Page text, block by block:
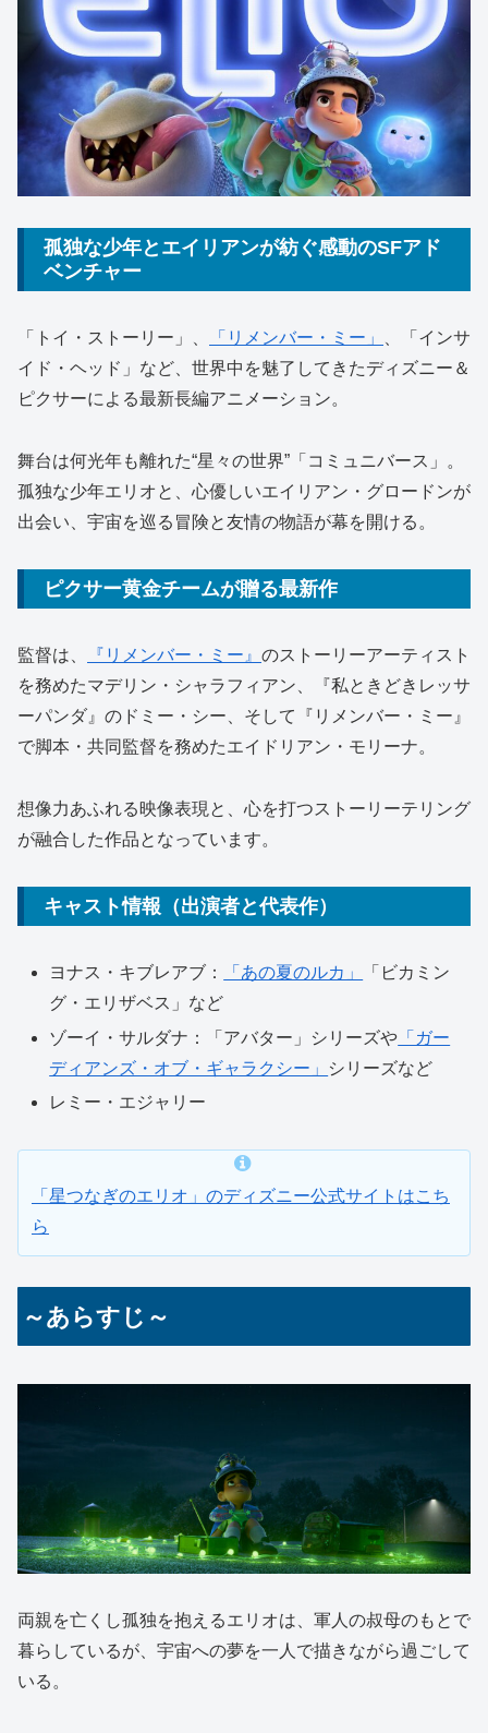
孤独な少年とエイリアンが紡ぐ感動のSFアド
ベンチャー
「トイ・ストーリー」、 「リメンバー・ミー」
、「インサ
イド・ヘッド」など、世界中を魅了してきたディズニー＆
ピクサーによる最新長編アニメーション。
舞台は何光年も離れた“星々の世界”「コミュニバース」。
孤独な少年エリオと、心優しいエイリアン・グロードンが
出会い、宇宙を巡る冒険と友情の物語が幕を開ける。
ピクサー黄金チームが贈る最新作
監督は、 『リメンバー・ミー』 のストーリーアーティスト
を務めたマデリン・シャラフィアン、『私ときどきレッサ
ーパンダ』のドミー・シー、そして『リメンバー・ミー』
で脚本・共同監督を務めたエイドリアン・モリーナ。
想像力あふれる映像表現と、心を打つストーリーテリング
が融合した作品となっています。
キャスト情報（出演者と代表作）
ヨナス・キブレアブ： 「あの夏のルカ」
「ビカミン
グ・エリザベス」など
ゾーイ・サルダナ：「アバター」シリーズや 「ガー
ディアンズ・オブ・ギャラクシー」
シリーズなど
レミー・エジャリー
「星つなぎのエリオ」のディズニー公式サイトはこち
ら
～あらすじ～
両親を亡くし孤独を抱えるエリオは、軍人の叔母のもとで
暮らしているが、宇宙への夢を一人で描きながら過ごして
いる。